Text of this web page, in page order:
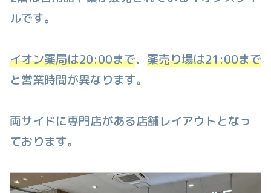
ルです。
イオン薬局は20:00まで、 薬売り場は21:00まで
と営業時間が異なります。
両サイドに専門店がある店舗レイアウトとなっ
ております。